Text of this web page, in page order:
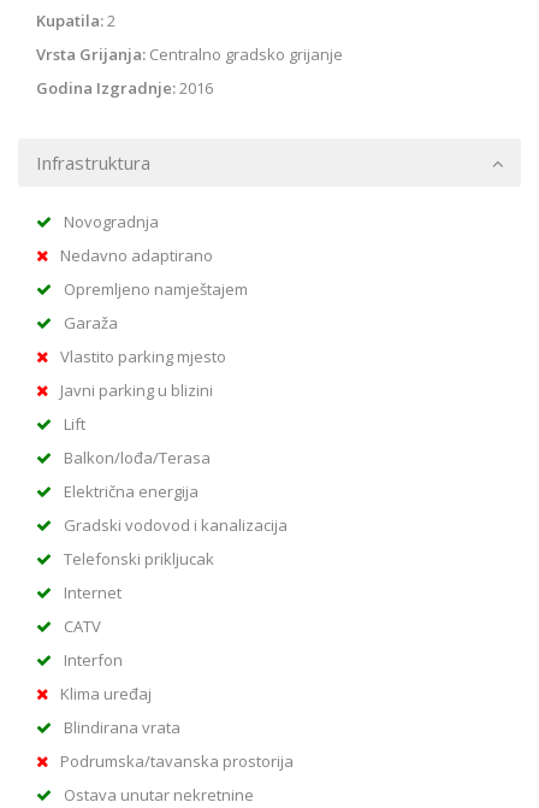
Kupatila:2
Vrsta Grijanja: Centralno gradsko grijanje
Godina Izgradnje:2016
Infrastruktura
Novogradnja
Nedavno adaptirano
Opremljeno namještajem
Garaža
Vlastito parking mjesto
Javni parking u blizini
Lift
Balkon/lođa/Terasa
Električna energija
Gradski vodovod i kanalizacija
Telefonski prikljucak
Internet
CATV
Interfon
Klima uređaj
Blindirana vrata
Podrumska/tavanska prostorija
Ostava unutar nekretnine